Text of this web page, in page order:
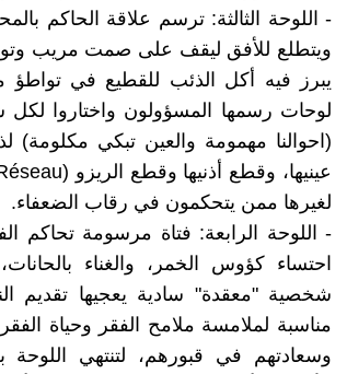
- اللوحة الثالثة: ترسم علاقة الحاكم
ويتطلع للأفق ليقف على صمت مريب
يبرز فيه أكل الذئب للقطيع في
لوحات رسمها المسؤولون واختاروا
(احوالنا مهمومة والعين تبكي
لغيرها ممن يتحكمون في رقاب الضعفاء.
- اللوحة الرابعة: فتاة مرسومة تحاكم
احتساء كؤوس الخمر، والغناء
شخصية "معقدة" سادية يعجيها تقديم
مناسبة لملامسة ملامح الفقر وحياة
وسعادتهم في قبورهم، لتنتهي